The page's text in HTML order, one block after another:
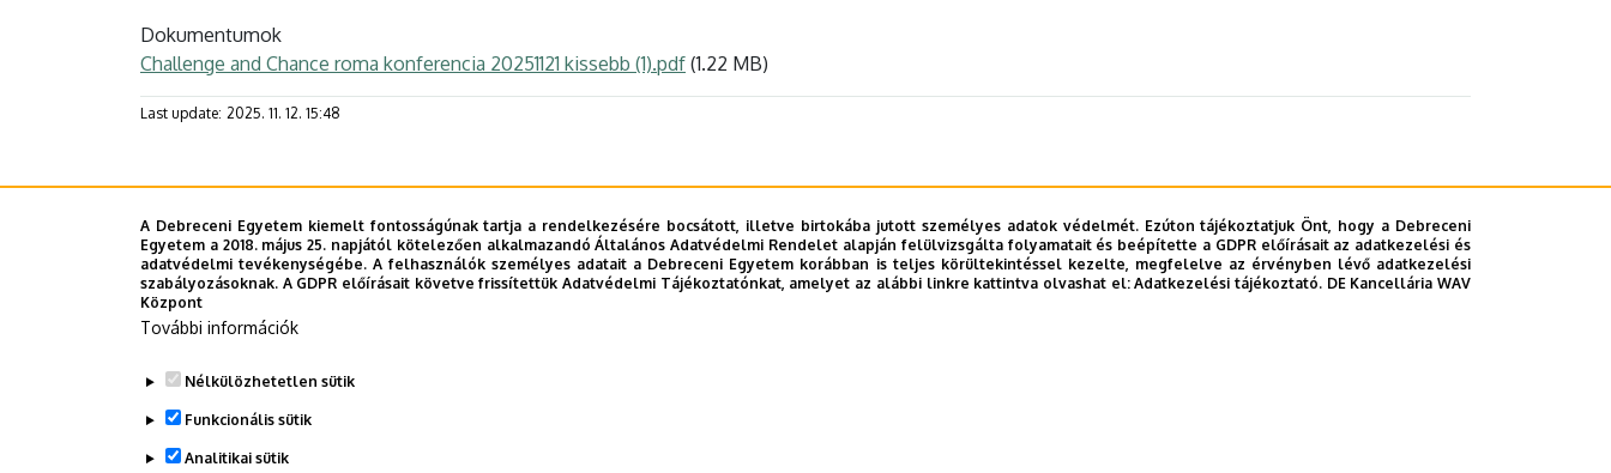
Dokumentumok
Challenge and Chance roma konferencia 20251121 kissebb (1).pdf (1.22 MB)
Last update: 2025. 11. 12. 15:48
A Debreceni Egyetem kiemelt fontosságúnak tartja a rendelkezésére bocsátott, illetve birtokába jutott személyes adatok védelmét. Ezúton tájékoztatjuk Önt, hogy a Debreceni
Egyetem a 2018. május 25. napjától kötelezően alkalmazandó Általános Adatvédelmi Rendelet alapján felülvizsgálta folyamatait és beépítette a GDPR előírásait az adatkezelési és
adatvédelmi tevékenységébe. A felhasználók személyes adatait a Debreceni Egyetem korábban is teljes körültekintéssel kezelte, megfelelve az érvényben lévő adatkezelési
szabályozásoknak. A GDPR előírásait követve frissítettük Adatvédelmi Tájékoztatónkat, amelyet az alábbi linkre kattintva olvashat el:Adatkezelési tájékoztató. DE Kancellária WAV
Központ
További információk
Nélkülözhetetlen sütik
Funkcionális sütik
Analitikai sütik